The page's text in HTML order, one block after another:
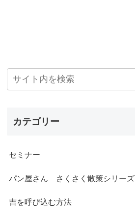
カテゴリー
セミナー
パン屋さん さくさく散策シリーズ
吉を呼び込む方法